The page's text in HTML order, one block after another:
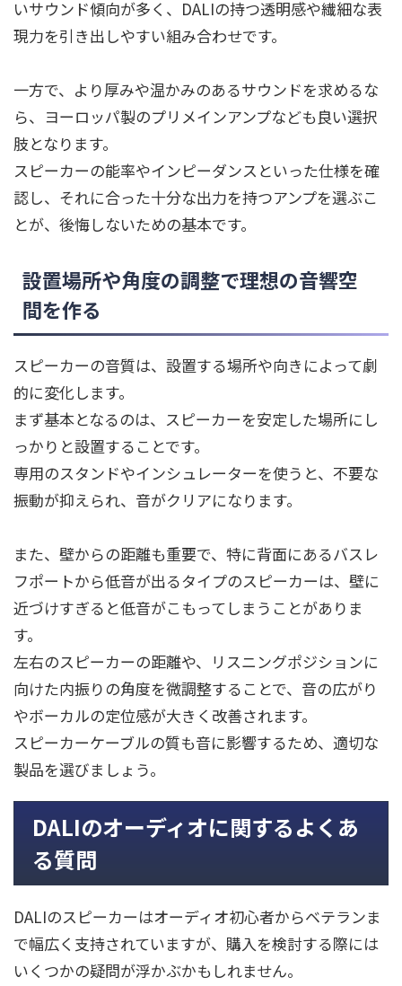
いサウンド傾向が多く、DALIの持つ透明感や繊細な表
現力を引き出しやすい組み合わせです。
一方で、より厚みや温かみのあるサウンドを求めるな
ら、ヨーロッパ製のプリメインアンプなども良い選択
肢となります。
スピーカーの能率やインピーダンスといった仕様を確
認し、それに合った十分な出力を持つアンプを選ぶこ
とが、後悔しないための基本です。
設置場所や角度の調整で理想の音響空
間を作る
スピーカーの音質は、設置する場所や向きによって劇
的に変化します。
まず基本となるのは、スピーカーを安定した場所にし
っかりと設置することです。
専用のスタンドやインシュレーターを使うと、不要な
振動が抑えられ、音がクリアになります。
また、壁からの距離も重要で、特に背面にあるバスレ
フポートから低音が出るタイプのスピーカーは、壁に
近づけすぎると低音がこもってしまうことがありま
す。
左右のスピーカーの距離や、リスニングポジションに
向けた内振りの角度を微調整することで、音の広がり
やボーカルの定位感が大きく改善されます。
スピーカーケーブルの質も音に影響するため、適切な
製品を選びましょう。
DALIのオーディオに関するよくあ
る質問
DALIのスピーカーはオーディオ初心者からベテランま
で幅広く支持されていますが、購入を検討する際には
いくつかの疑問が浮かぶかもしれません。